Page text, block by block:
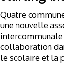
Quatre
une nouvelle
collaboration
le scolaire et la